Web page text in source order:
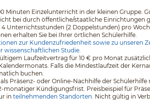
Minuten Einzelunterricht in der kleinen
bei durch öffentliche/staatliche Einrichtungen
Unterrichtsstunden (2 Doppelstunden) pro
erhalten Sie bei Ihrer örtlichen Schülerhilfe.
zur Kundenzufriedenheit sowie zu unseren
wissenschaftlichen Studie.
Laufzeitvertrag für 10 € pro Monat
Falls die Mindestlaufzeit der
buchen.
als Präsenz- oder Online-Nachhilfe der
Kündigungsfrist. Preisbeispiel für
in teilnehmenden Standorten. Nicht gültig in